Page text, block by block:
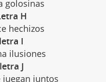
golosinas
H
hechizos
I
ilusiones
J
juegan juntos